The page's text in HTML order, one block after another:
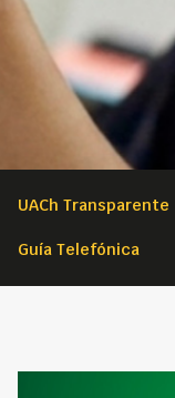
UACh Transparente
Guía Telefónica